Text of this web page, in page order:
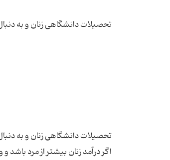
تحصیلات دانشگاهی زنان و به